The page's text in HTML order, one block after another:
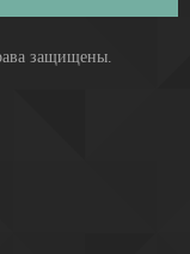
защищены.